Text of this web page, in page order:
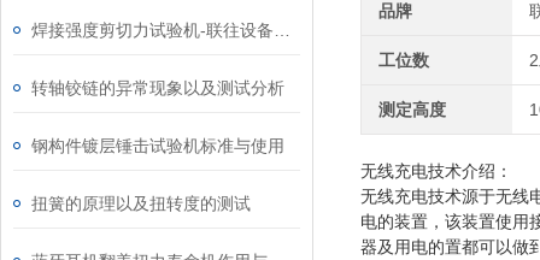
转轴铰链的异常现象以及测试分析
钢构件镀层锤击试验机标准与使用
扭簧的原理以及扭转度的测试
品牌
工位数
测定高度
无线充电技术介绍 ：
无线充电技术源于无线
电的装置，该装置使用
器及用电的置都可以做